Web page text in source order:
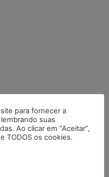
para fornecer a
suas
Ao clicar em “Aceitar”,
TODOS os cookies.